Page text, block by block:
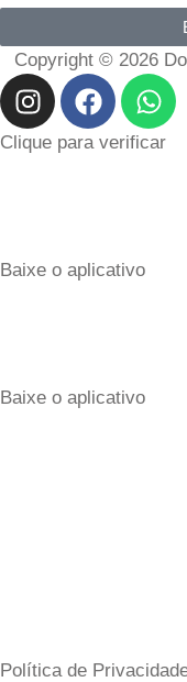
Copyright © 2026
I
n
s
a
F
a
c
k
W
h
a
Clique para verificar
Baixe o aplicativo
Baixe o aplicativo
Política de